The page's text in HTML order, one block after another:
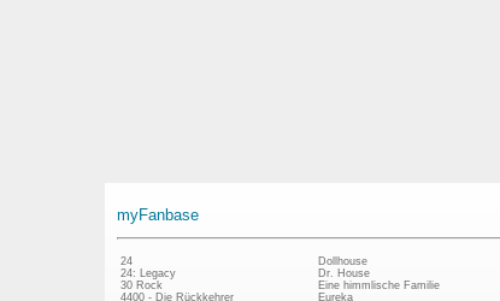
myFanbase
24
24: Legacy
30 Rock
4400 - Die Rückkehrer
Dollhouse
Dr. House
Eine himmlische Familie
Eureka